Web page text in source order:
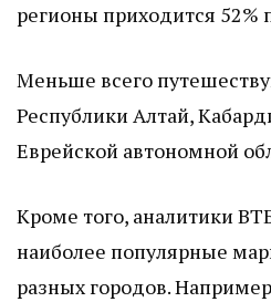
регионы приходится 52%
Меньше всего
Республики Алтай,
Еврейской автономной
Кроме того, аналитики
наиболее популярные
разных городов.